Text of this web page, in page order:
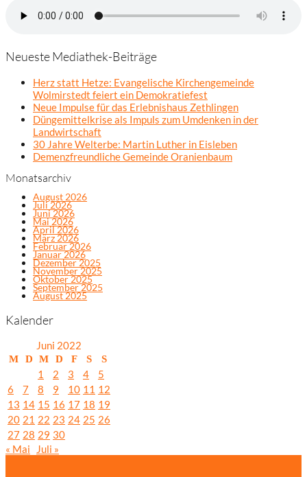
Neueste Mediathek-Beiträge
Herz statt Hetze: Evangelische Kirchengemeinde
Wolmirstedt feiert ein Demokratiefest
Neue Impulse für das Erlebnishaus Zethlingen
Düngemittelkrise als Impuls zum Umdenken in der
Landwirtschaft
30 Jahre Welterbe: Martin Luther in Eisleben
Demenzfreundliche Gemeinde Oranienbaum
Monatsarchiv
August 2026
Juli 2026
Juni 2026
Mai 2026
April 2026
März 2026
Februar 2026
Januar 2026
Dezember 2025
November 2025
Oktober 2025
September 2025
August 2025
Kalender
Juni 2022
M D M D F S S
1 2 3 4
5
6
7 8 9 10 11 12
13 14 15 16 17 18 19
20 21 22 23 24 25 26
27 28 29 30
« Mai
Juli »